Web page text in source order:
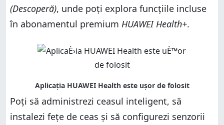
(Descoperă), unde poți explora funcțiile incluse
în abonamentul premium HUAWEI Health+.
Poți să administrezi ceasul inteligent, să
instalezi fețe de ceas și să configurezi senzorii